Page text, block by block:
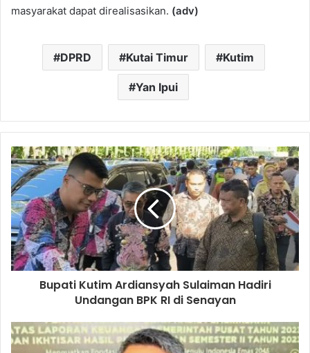
masyarakat dapat direalisasikan. (adv)
DPRD Kutai Timur Kutim
Yan Ipui
Bupati Kutim Ardiansyah Sulaiman Hadiri
Undangan BPK RI di Senayan